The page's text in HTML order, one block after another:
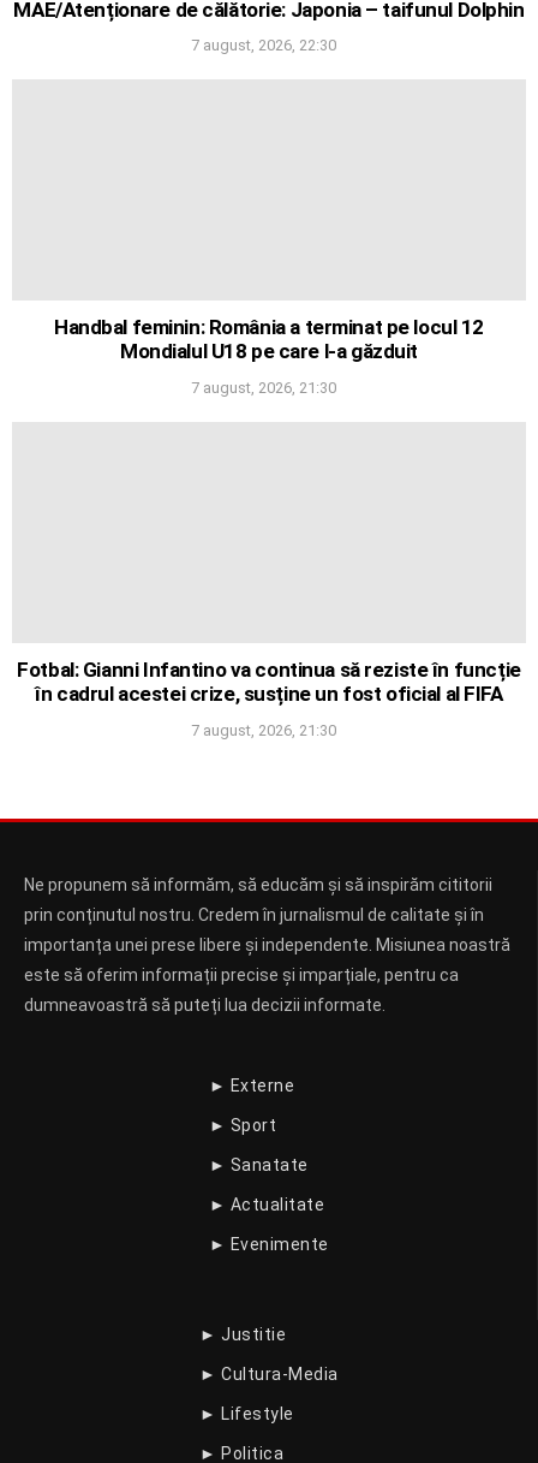
MAE/Atenționare de călătorie: Japonia – taifunul Dolphin
7 august, 2026, 22:30
Handbal feminin: România a terminat pe locul 12
Mondialul U18 pe care l-a găzduit
7 august, 2026, 21:30
Fotbal: Gianni Infantino va continua să reziste în funcție
în cadrul acestei crize, susține un fost oficial al FIFA
7 august, 2026, 21:30
Ne propunem să informăm, să educăm și să inspirăm cititorii
prin conținutul nostru. Credem în jurnalismul de calitate și în
importanța unei prese libere și independente. Misiunea noastră
este să oferim informații precise și imparțiale, pentru ca
dumneavoastră să puteți lua decizii informate.
► Externe
► Sport
► Sanatate
► Actualitate
► Evenimente
► Justitie
► Cultura-Media
► Lifestyle
► Politica